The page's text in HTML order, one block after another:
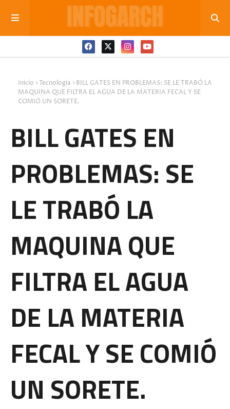
Inicio Tecnologia
BILL GATES EN PROBLEMAS: SE LE TRABÓ LA
MAQUINA QUE FILTRA EL AGUA DE LA MATERIA FECAL Y SE
COMIÓ UN SORETE.
BILL GATES EN
PROBLEMAS: SE
LE TRABÓ LA
MAQUINA QUE
FILTRA EL AGUA
DE LA MATERIA
FECAL Y SE COMIÓ
UN SORETE.